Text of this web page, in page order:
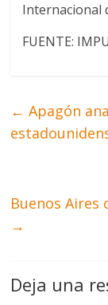
Internacional
FUENTE:
← Apagón
Buenos Aires
→
Deja una